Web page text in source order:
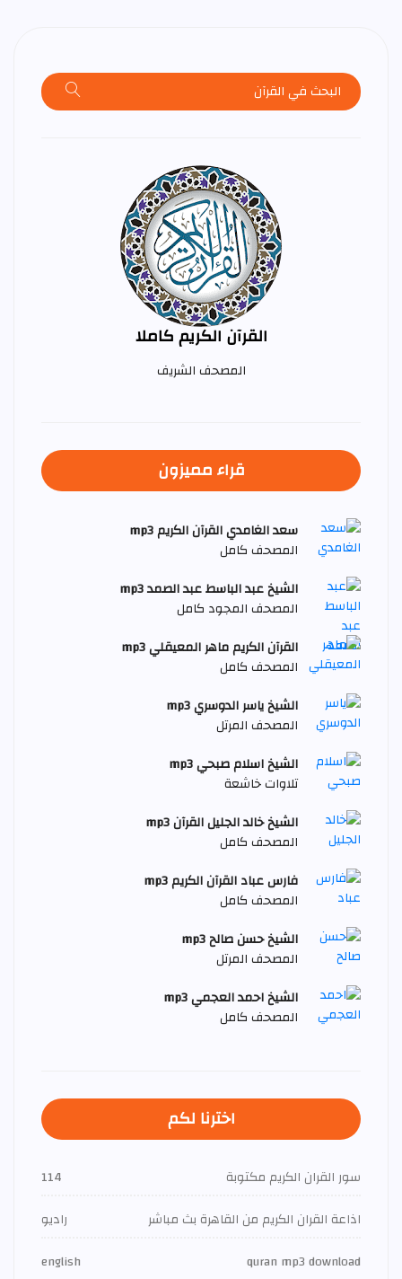
القرآن الكريم كاملا
المصحف الشريف
قراء مميزون
سعد الغامدي القرآن الكريم mp3
المصحف كامل
الشيخ عبد الباسط عبد الصمد mp3
المصحف المجود كامل
القرآن الكريم ماهر المعيقلي mp3
المصحف كامل
الشيخ ياسر الدوسري mp3
المصحف المرتل
الشيخ اسلام صبحي mp3
تلاوات خاشعة
الشيخ خالد الجليل القرآن mp3
المصحف كامل
فارس عباد القرآن الكريم mp3
المصحف كامل
الشيخ حسن صالح mp3
المصحف المرتل
الشيخ احمد العجمي mp3
المصحف كامل
اخترنا لكم
سور القران الكريم مكتوبة
114
اذاعة القران الكريم من القاهرة بث مباشر
راديو
quran mp3 download
english